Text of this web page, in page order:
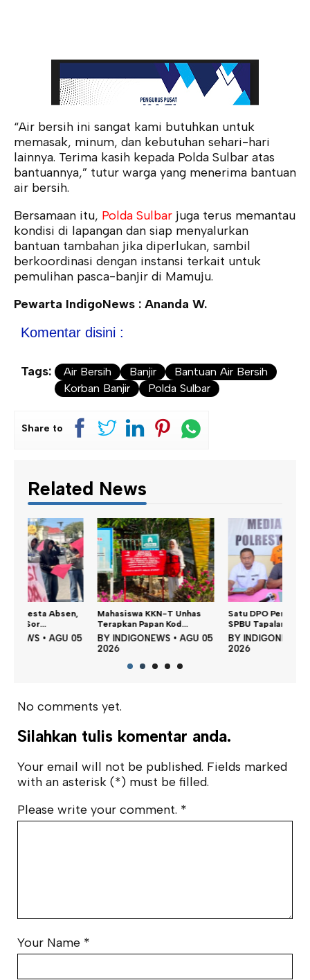
“Air bersih ini sangat kami butuhkan untuk
memasak, minum, dan kebutuhan sehari-hari
lainnya. Terima kasih kepada Polda Sulbar atas
bantuannya,” tutur warga yang menerima bantuan
air bersih.
Bersamaan itu, Polda Sulbar juga terus memantau
kondisi di lapangan dan siap menyalurkan
bantuan tambahan jika diperlukan, sambil
berkoordinasi dengan instansi terkait untuk
pemulihan pasca-banjir di Mamuju.
Pewarta IndigoNews : Ananda W.
Komentar disini :
Tags: Air Bersih Banjir
Bantuan Air Bersih
Korban Banjir
Polda Sulbar
Share to
Related News
Mahasiswa KKN-T Unhas
Terapkan Papan Kod...
BY INDIGONEWS • AGU 05
Satu DPO Pengeroyokan
SPBU Tapalang Dita...
BY INDIGONEWS • AGU 05
No comments yet.
Silahkan tulis komentar anda.
Your email will not be published. Fields marked
with an asterisk (*) must be filled.
Please write your comment. *
Your Name *